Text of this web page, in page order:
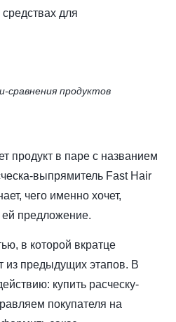
для
сравнения продуктов
продукт в паре с названием
выпрямитель Fast Hair
чего именно хочет,
ей предложение.
в которой вкратце
из предыдущих этапов. В
купить расческу-
покупателя на